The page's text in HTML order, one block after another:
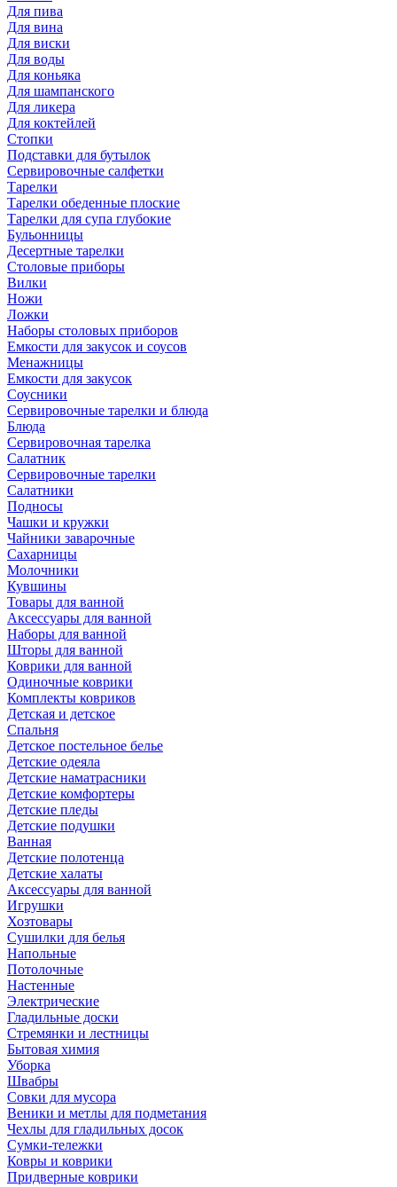
Для пива
Для вина
Для виски
Для воды
Для коньяка
Для шампанского
Для ликера
Для коктейлей
Стопки
Подставки для бутылок
Сервировочные салфетки
Тарелки
Тарелки обеденные плоские
Тарелки для супа глубокие
Бульонницы
Десертные тарелки
Столовые приборы
Вилки
Ножи
Ложки
Наборы столовых приборов
Емкости для закусок и соусов
Менажницы
Емкости для закусок
Соусники
Сервировочные тарелки и блюда
Блюда
Сервировочная тарелка
Салатник
Сервировочные тарелки
Салатники
Подносы
Чашки и кружки
Чайники заварочные
Сахарницы
Молочники
Кувшины
Товары для ванной
Аксессуары для ванной
Наборы для ванной
Шторы для ванной
Коврики для ванной
Одиночные коврики
Комплекты ковриков
Детская и детское
Спальня
Детское постельное белье
Детские одеяла
Детские наматрасники
Детские комфортеры
Детские пледы
Детские подушки
Ванная
Детские полотенца
Детские халаты
Аксессуары для ванной
Игрушки
Хозтовары
Сушилки для белья
Напольные
Потолочные
Настенные
Электрические
Гладильные доски
Стремянки и лестницы
Бытовая химия
Уборка
Швабры
Совки для мусора
Веники и метлы для подметания
Чехлы для гладильных досок
Сумки-тележки
Ковры и коврики
Придверные коврики